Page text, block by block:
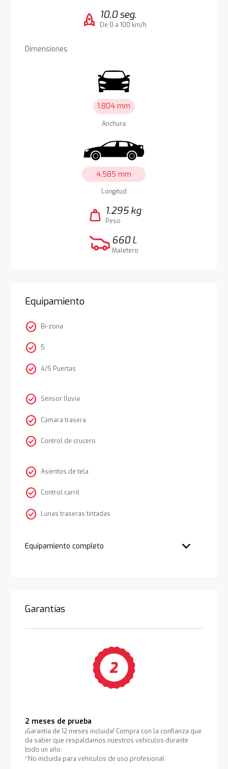
rocket 10,0 seg.
De 0 a 100 km/h
Dimensiones
1.804 mm
Anchura
4.585 mm
Longitud
weight 1.295 kg
Peso
660 l.
Maletero
Equipamiento
check_circle Bi-zona
check_circle 5
check_circle 4/5 Puertas
check_circle Sensor lluvia
check_circle Cámara trasera
check_circle Control de crucero
check_circle Asientos de tela
check_circle Control carril
check_circle Lunas traseras tintadas
Equipamiento completo
Garantías
2 meses de prueba
¡Garantía de 12 meses incluida! Compra con la confianza que
da saber que respaldamos nuestros vehículos durante
todo un año.
*No incluida para vehículos de uso profesional